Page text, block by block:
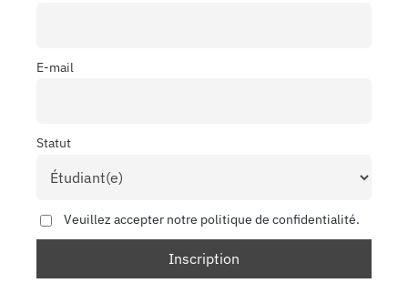
E-mail
Statut
Veuillez accepter notre politique de confidentialité.